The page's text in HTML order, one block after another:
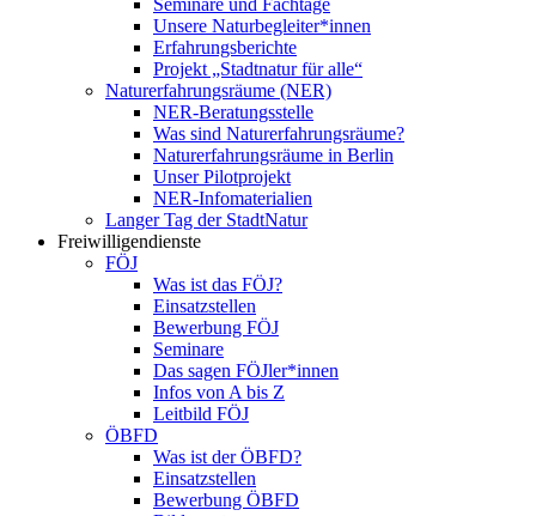
Seminare und Fachtage
Unsere Naturbegleiter*innen
Erfahrungsberichte
Projekt „Stadtnatur für alle“
Naturerfahrungsräume (NER)
NER-Beratungsstelle
Was sind Naturerfahrungsräume?
Naturerfahrungsräume in Berlin
Unser Pilotprojekt
NER-Infomaterialien
Langer Tag der StadtNatur
Freiwilligendienste
FÖJ
Was ist das FÖJ?
Einsatzstellen
Bewerbung FÖJ
Seminare
Das sagen FÖJler*innen
Infos von A bis Z
Leitbild FÖJ
ÖBFD
Was ist der ÖBFD?
Einsatzstellen
Bewerbung ÖBFD